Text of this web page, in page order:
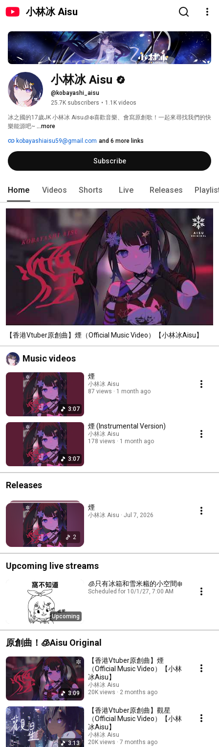
小林冰 Aisu
小林冰 Aisu
@kobayashi_aisu
25.7K subscribers • 1.1K videos
冰之國的17歲JK 小林冰 Aisu🧊❄️喜歡音樂、會寫原創歌！一起來尋找我們的快
樂能源吧~ ...more
kobayashiaisu59@gmail.com and 6 more links
Subscribe
Home Videos Shorts Live Releases
【香港Vtuber原創曲】煙（Official Music Video）【小林冰Aisu】
Music videos
3:07
煙
小林冰 Aisu
87 views
1 month ago
3:07
煙 (Instrumental Version)
小林冰 Aisu
178 views
1 month ago
Releases
2
煙
小林冰 Aisu · Jul 7, 2026
Upcoming live streams
Upcoming
🧊只有冰箱和雪米糍的小空間❄️
Scheduled for 10/1/27, 7:00 AM
原創曲！🧊Aisu Original
3:09
【香港Vtuber原創曲】煙
（Official Music Video）【小林
冰Aisu】
小林冰 Aisu
20K views
2 months ago
3:13
【香港Vtuber原創曲】觀星
（Official Music Video）【小林
冰Aisu】
小林冰 Aisu
20K views
7 months ago